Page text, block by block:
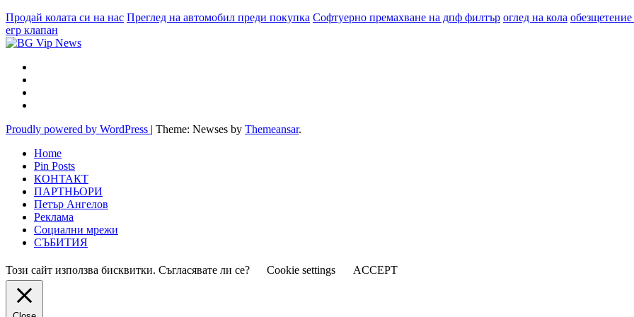
Продай колата си на нас Преглед на автомобил преди покупка Софтуерно премахване на дпф филтър оглед на кола
егр клапан
Proudly powered by WordPress | Theme: Newses by Themeansar.
Home
Pin Posts
КОНТАКТ
ПАРТНЬОРИ
Петър Ангелов
Реклама
Социални мрежи
СЪБИТИЯ
Този сайт използва бисквитки. Съгласявате ли се? Cookie settings ACCEPT